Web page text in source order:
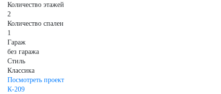
Количество этажей
2
Количество спален
1
Гараж
без гаража
Стиль
Классика
Посмотреть проект
К-209